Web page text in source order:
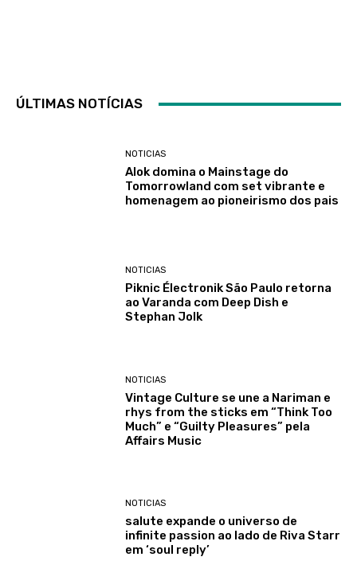
ÚLTIMAS NOTÍCIAS
NOTICIAS
Alok domina o Mainstage do
Tomorrowland com set vibrante e
homenagem ao pioneirismo dos pais
NOTICIAS
Piknic Électronik São Paulo retorna
ao Varanda com Deep Dish e
Stephan Jolk
NOTICIAS
Vintage Culture se une a Nariman e
rhys from the sticks em “Think Too
Much” e “Guilty Pleasures” pela
Affairs Music
NOTICIAS
salute expande o universo de
infinite passion ao lado de Riva Starr
em ‘soul reply’